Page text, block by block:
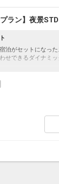
プラン】夜景
泊がセットになっ
せできるダイナミ
のJAL（またはJAL
ンタカーや現地交通